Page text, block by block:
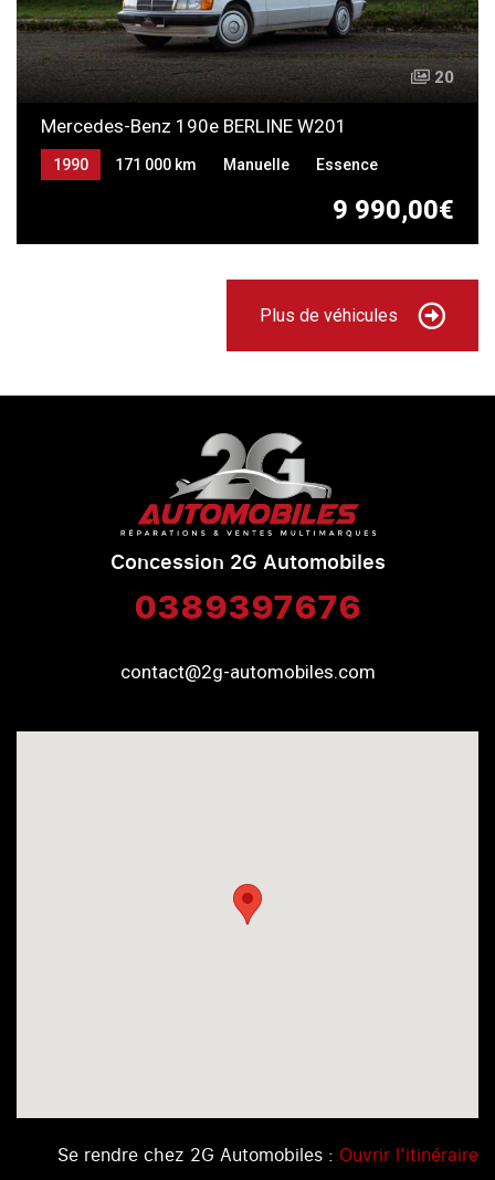
20
Mercedes-Benz 190e BERLINE W201
9 990,00€
1990 171 000 km Manuelle Essence
Plus de véhicules
Concession 2G Automobiles
0389397676
contact@2g-automobiles.com
Se rendre chez 2G Automobiles : Ouvrir l’itinéraire